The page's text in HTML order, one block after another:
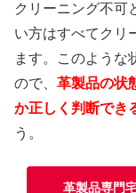
クリーニング不可
い方はすべてクリ
ます。このような
ので、 革製品の状
か正しく判断でき
う。
革製品専門